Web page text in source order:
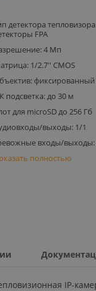
детектора
FPA
4 Мп
1/2.7'' CMOS
подсветка: до 30 м
для microSD до 256 Гб
выходы: 1/1
входы/выходы:
полностью
IP-